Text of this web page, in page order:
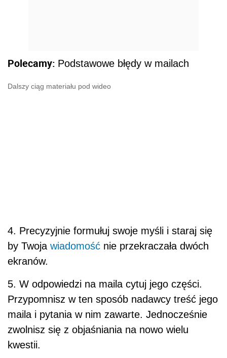
Polecamy: Podstawowe błędy w mailach
Dalszy ciąg materiału pod wideo
4. Precyzyjnie formułuj swoje myśli i staraj się
by Twoja wiadomość nie przekraczała dwóch
ekranów.
5. W odpowiedzi na maila cytuj jego części.
Przypomnisz w ten sposób nadawcy treść jego
maila i pytania w nim zawarte. Jednocześnie
zwolnisz się z objaśniania na nowo wielu
kwestii.